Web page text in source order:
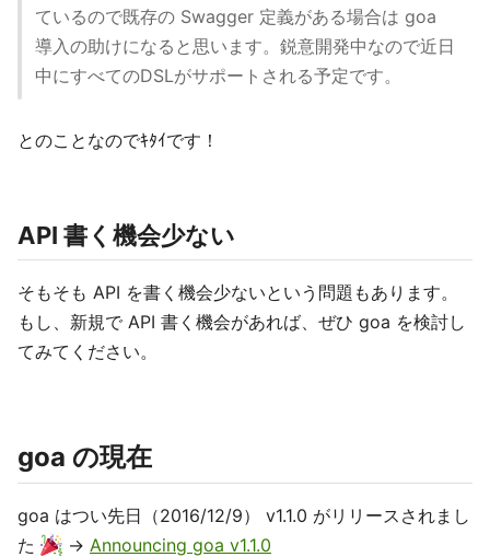
ているので既存の Swagger 定義がある場合は goa
導入の助けになると思います。鋭意開発中なので近日
中にすべてのDSLがサポートされる予定です。
とのことなのでｷﾀｲです！
API 書く機会少ない
そもそも API を書く機会少ないという問題もあります。
もし、新規で API 書く機会があれば、ぜひ goa を検討し
てみてください。
goa の現在
goa はつい先日（2016/12/9） v1.1.0 がリリースされまし
た
→ Announcing goa v1.1.0